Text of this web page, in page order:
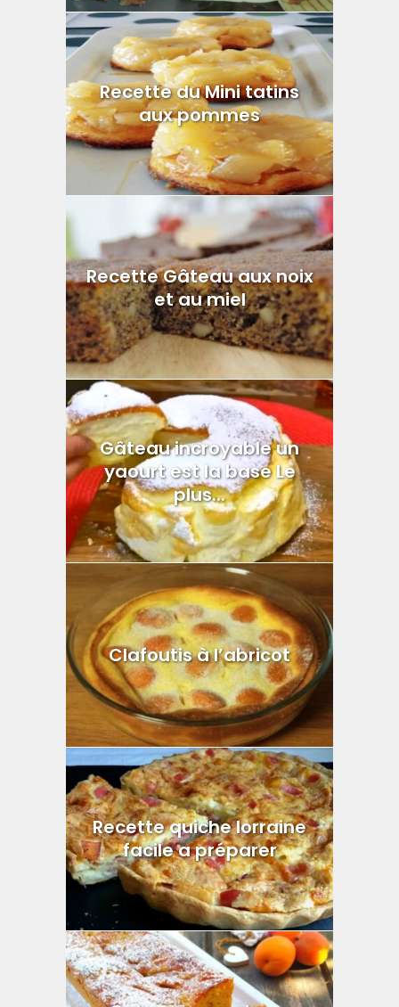
Recette du Mini tatins
aux pommes
Recette Gâteau aux noix
et au miel
Gâteau incroyable un
yaourt est la base Le
plus...
Clafoutis à l’abricot
Recette quiche lorraine
facile a préparer